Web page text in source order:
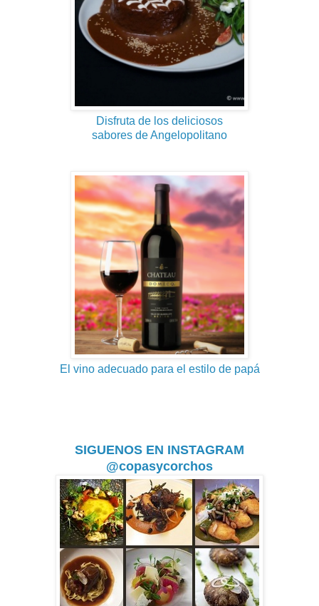
Disfruta de los deliciosos
sabores de Angelopolitano
El vino adecuado para el estilo de papá
SIGUENOS EN INSTAGRAM
@copasycorchos